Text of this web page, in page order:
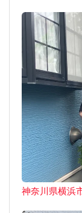
神奈川県横浜